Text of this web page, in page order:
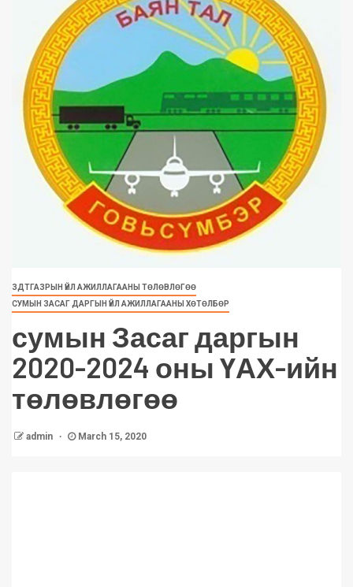
ЗДТГАЗРЫН ҮЙЛ АЖИЛЛАГААНЫ ТӨЛӨВЛӨГӨӨ
СУМЫН ЗАСАГ ДАРГЫН ҮЙЛ АЖИЛЛАГААНЫ ХӨТӨЛБӨР
сумын Засаг даргын
2020-2024 оны ҮАХ-ийн
төлөвлөгөө
admin March 15, 2020